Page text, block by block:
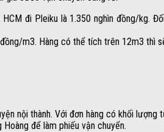
đi Pleiku là 1.350 nghìn đồng/kg.
m3. Hàng có thể tích trên 12m3 thì
nội thành. Với đơn hàng có khối
để làm phiếu vận chuyển.